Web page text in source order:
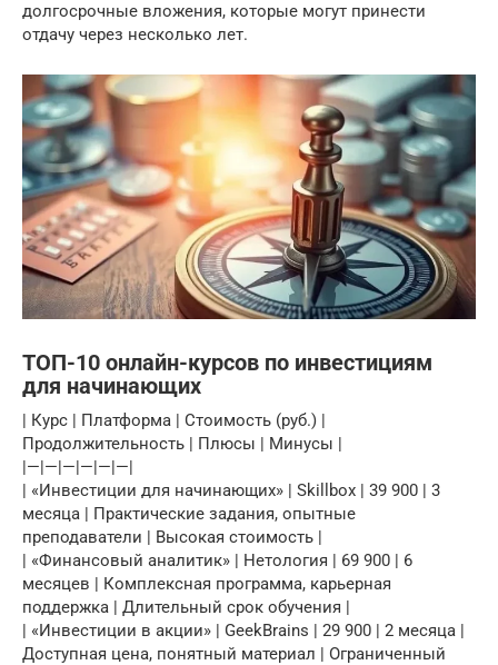
долгосрочные вложения, которые могут принести
отдачу через несколько лет.
ТОП-10 онлайн-курсов по инвестициям
для начинающих
| Курс | Платформа | Стоимость (руб.) |
Продолжительность | Плюсы | Минусы |
|—|—|—|—|—|—|
| «Инвестиции для начинающих» | Skillbox | 39 900 | 3
месяца | Практические задания, опытные
преподаватели | Высокая стоимость |
| «Финансовый аналитик» | Нетология | 69 900 | 6
месяцев | Комплексная программа, карьерная
поддержка | Длительный срок обучения |
| «Инвестиции в акции» | GeekBrains | 29 900 | 2 месяца |
Доступная цена, понятный материал | Ограниченный